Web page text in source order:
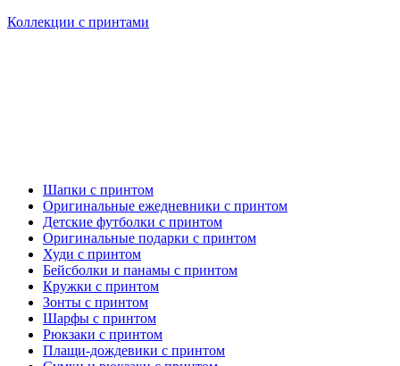
Коллекции с принтами
Шапки с принтом
Оригинальные ежедневники с принтом
Детские футболки с принтом
Оригинальные подарки с принтом
Худи с принтом
Бейсболки и панамы с принтом
Кружки с принтом
Зонты с принтом
Шарфы с принтом
Рюкзаки с принтом
Плащи-дождевики с принтом